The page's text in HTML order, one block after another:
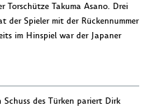
Torschütze Takuma Asano. Drei
der Spieler mit der Rückennummer
im Hinspiel war der Japaner
des Türken pariert Dirk